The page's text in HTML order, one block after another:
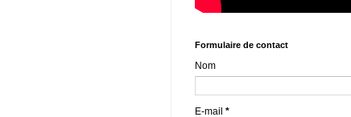
Formulaire de contact
Nom
E-mail *